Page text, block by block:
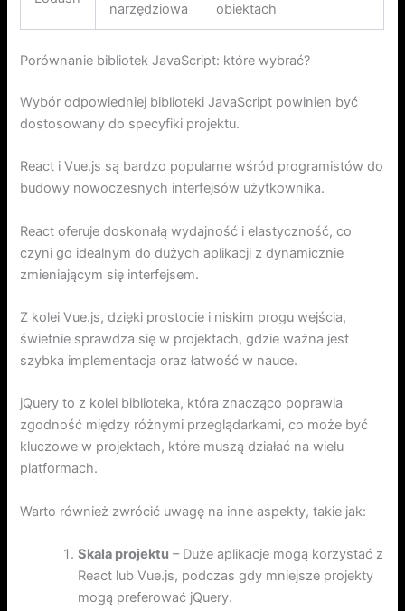
narzędziowa obiektach
Porównanie bibliotek JavaScript: które wybrać?
Wybór odpowiedniej biblioteki JavaScript powinien być
dostosowany do specyfiki projektu.
React i Vue.js są bardzo popularne wśród programistów do
budowy nowoczesnych interfejsów użytkownika.
React oferuje doskonałą wydajność i elastyczność, co
czyni go idealnym do dużych aplikacji z dynamicznie
zmieniającym się interfejsem.
Z kolei Vue.js, dzięki prostocie i niskim progu wejścia,
świetnie sprawdza się w projektach, gdzie ważna jest
szybka implementacja oraz łatwość w nauce.
jQuery to z kolei biblioteka, która znacząco poprawia
zgodność między różnymi przeglądarkami, co może być
kluczowe w projektach, które muszą działać na wielu
platformach.
Warto również zwrócić uwagę na inne aspekty, takie jak:
Skala projektu – Duże aplikacje mogą korzystać z
React lub Vue.js, podczas gdy mniejsze projekty
mogą preferować jQuery.